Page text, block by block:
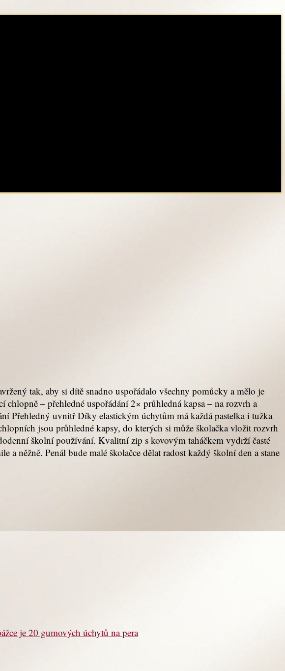
tak, aby si dítě snadno uspořádalo všechny pomůcky a mělo je
– přehledné uspořádání 2× průhledná kapsa – na rozvrh a
Přehledný uvnitř Díky elastickým úchytům má každá pastelka i tužka
jsou průhledné kapsy, do kterých si může školačka vložit rozvrh
školní používání. Kvalitní zip s kovovým taháčkem vydrží časté
něžně. Penál bude malé školačce dělat radost každý školní den a stane